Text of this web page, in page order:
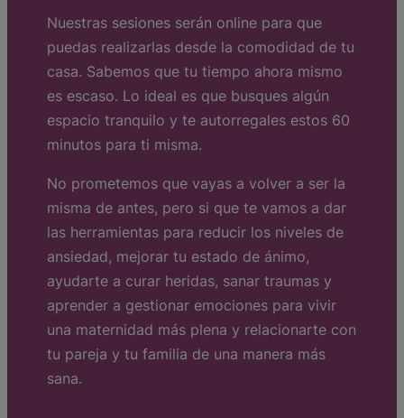
Nuestras sesiones serán online para que
puedas realizarlas desde la comodidad de tu
casa. Sabemos que tu tiempo ahora mismo
es escaso. Lo ideal es que busques algún
espacio tranquilo y te autorregales estos 60
minutos para ti misma.
No prometemos que vayas a volver a ser la
misma de antes, pero si que te vamos a dar
las herramientas para reducir los niveles de
ansiedad, mejorar tu estado de ánimo,
ayudarte a curar heridas, sanar traumas y
aprender a gestionar emociones para vivir
una maternidad más plena y relacionarte con
tu pareja y tu familia de una manera más
sana.